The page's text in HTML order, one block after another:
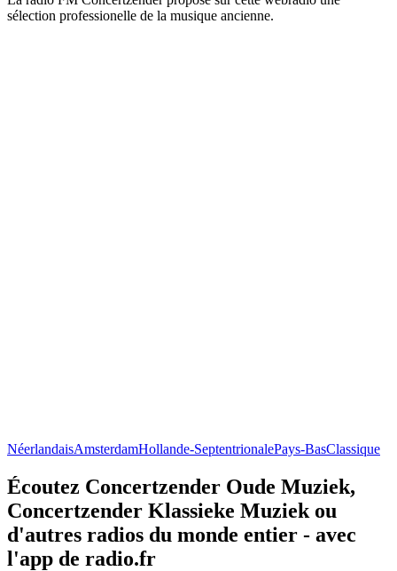
sélection professionelle de la musique ancienne.
NéerlandaisAmsterdamHollande-SeptentrionalePays-BasClassique
Écoutez Concertzender Oude Muziek,
Concertzender Klassieke Muziek ou
d'autres radios du monde entier - avec
l'app de radio.fr